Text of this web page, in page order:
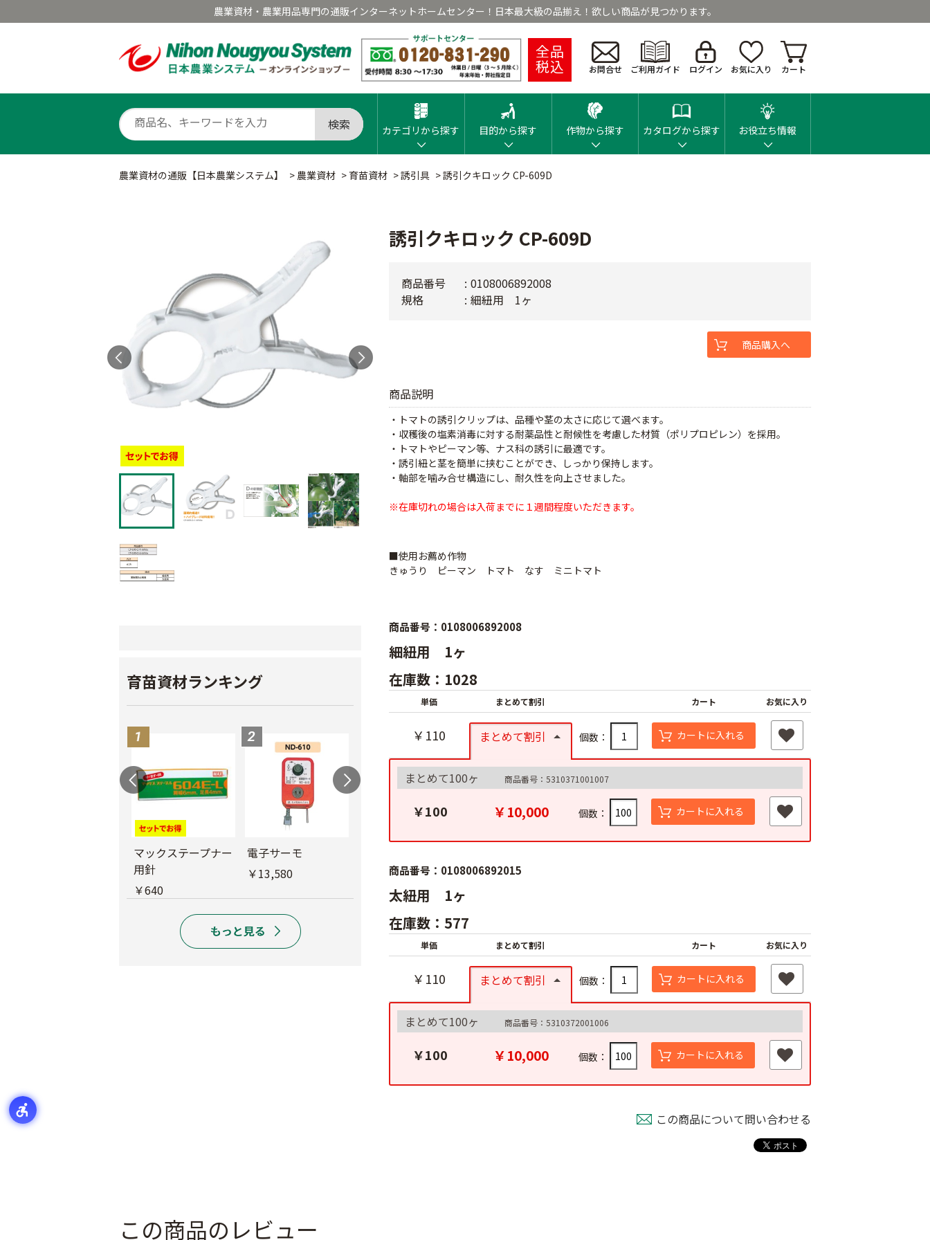
農業資材・農業用品専門の通販インターネットホームセンター！日本最大級の品揃え！欲しい商品が見つかります。
全品
税込 お問合せ ご利用ガイド ログイン お気に入り カート
検索 カテゴリから探す 目的から探す 作物から探す カタログから探す お役立ち情報
農業資材の通販【日本農業システム】 > 農業資材 > 育苗資材 >誘引具 >誘引クキロック CP-609D
育苗資材ランキング
マックステープナー
用針
￥640
電子サーモ
￥13,580
￥19,980
クステープナー用）
誘引クキロック CP-609D
商品説明
・トマトの誘引クリップは、品種や茎の太さに応じて選べます。
・収穫後の塩素消毒に対する耐薬品性と耐候性を考慮した材質（ポリプロピレン）を採用。
・トマトやピーマン等、ナス科の誘引に最適です。
・誘引紐と茎を簡単に挟むことができ、しっかり保持します。
・軸部を噛み合せ構造にし、耐久性を向上させました。
※在庫切れの場合は入荷までに１週間程度いただきます。
■使用お薦め作物
きゅうり ピーマン トマト なす ミニトマト
商品番号
0108006892008
規格
細紐用 1ヶ
商品購入へ
商品番号：0108006892008
細紐用 1ヶ
在庫数：1028
単価 まとめて割引 カート お気に入り
￥110 まとめて割引 個数： カートに入れる
まとめて100ヶ 商品番号：5310371001007
￥100 ￥10,000 個数： カートに入れる
商品番号：0108006892015
太紐用 1ヶ
在庫数：577
単価 まとめて割引 カート お気に入り
￥110 まとめて割引 個数： カートに入れる
まとめて100ヶ 商品番号：5310372001006
￥100 ￥10,000 個数： カートに入れる
この商品について問い合わせる
この商品のレビュー